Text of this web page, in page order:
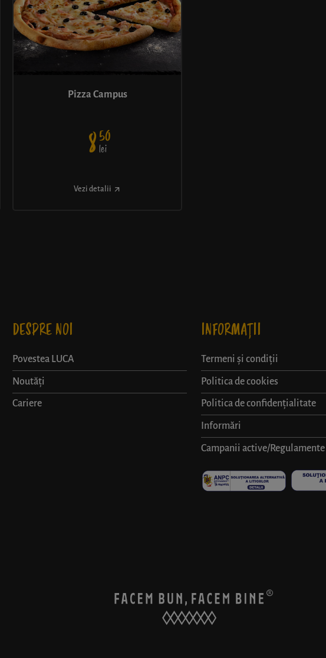
Pizza Campus
850
lei
Vezi detalii
DESPRE NOI
Povestea LUCA
Noutăți
Cariere
INFORMAȚII
Termeni și condiții
Politica de cookies
Politica de confidențialitate
Informări
Campanii active/Regulamente